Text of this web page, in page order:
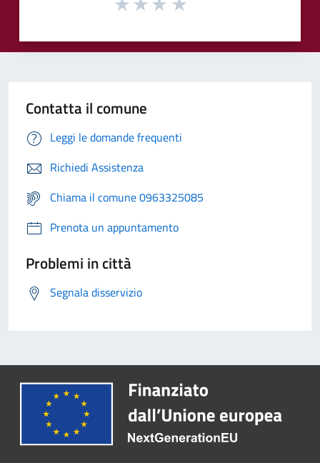
Contatta il comune
Leggi le domande frequenti
Richiedi Assistenza
Chiama il comune 0963325085
Prenota un appuntamento
Problemi in città
Segnala disservizio